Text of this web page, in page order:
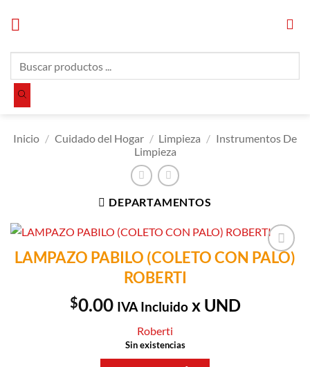
productos
Inicio / Cuidado del Hogar / Limpieza / Instrumentos De
Limpieza
DEPARTAMENTOS
Añadir a
LAMPAZO PABILO (COLETO CON PALO)
ROBERTI
$0.00 IVA Incluidox UND
Roberti
Sin existencias